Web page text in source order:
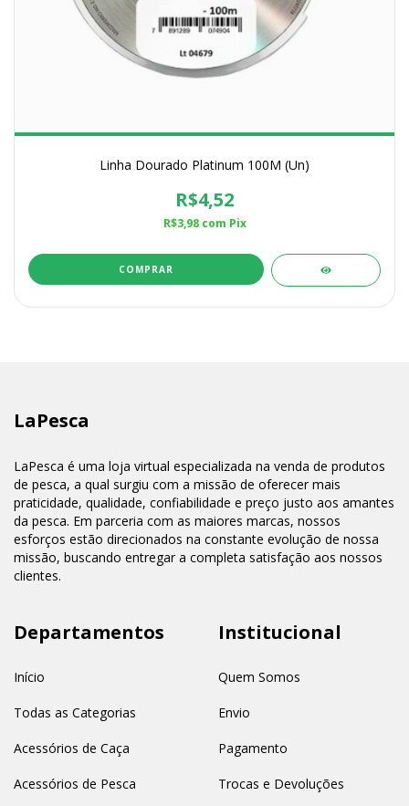
Linha Dourado Platinum 100M (Un)
R$4,52
R$3,98 com Pix
COMPRAR
LaPesca
LaPesca é uma loja virtual especializada na venda de produtos
de pesca, a qual surgiu com a missão de oferecer mais
praticidade, qualidade, confiabilidade e preço justo aos amantes
da pesca. Em parceria com as maiores marcas, nossos
esforços estão direcionados na constante evolução de nossa
missão, buscando entregar a completa satisfação aos nossos
clientes.
Departamentos
Início
Todas as Categorias
Acessórios de Caça
Acessórios de Pesca
Institucional
Quem Somos
Envio
Pagamento
Trocas e Devoluções